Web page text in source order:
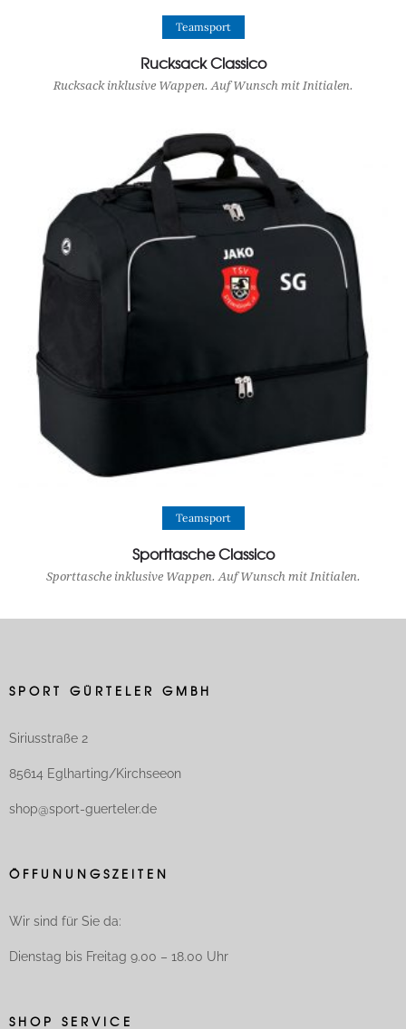
View Product
Teamsport
Rucksack Classico
Rucksack inklusive Wappen. Auf Wunsch mit Initialen.
View Product
Teamsport
Sporttasche Classico
Sporttasche inklusive Wappen. Auf Wunsch mit Initialen.
SPORT GÜRTELER GMBH
Siriusstraße 2
85614 Eglharting/Kirchseeon
shop@sport-guerteler.de
ÖFFUNUNGSZEITEN
Wir sind für Sie da:
Dienstag bis Freitag 9.00 – 18.00 Uhr
SHOP SERVICE